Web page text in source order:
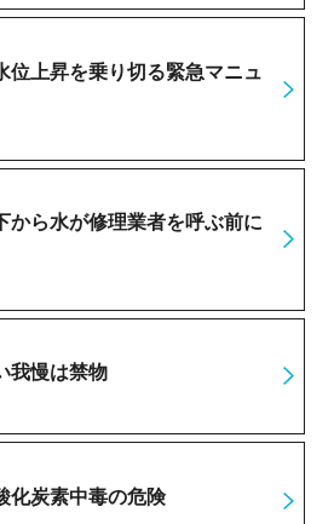
位上昇を乗り切る緊急マニュ
から水が修理業者を呼ぶ前に
我慢は禁物
化炭素中毒の危険